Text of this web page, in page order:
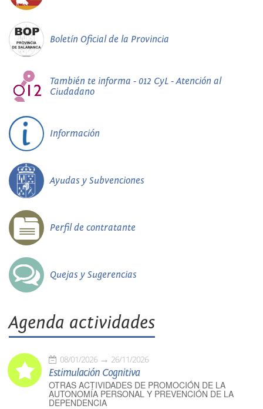
Boletín Oficial de la Provincia
También te informa - 012 CyL - Atención al
Ciudadano
Información
Ayudas y Subvenciones
Perfil de contratante
Quejas y Sugerencias
Agenda actividades
08/01/2026 26/11/2026
Estimulación Cognitiva
OTRAS ACTIVIDADES DE PROMOCIÓN DE LA
AUTONOMÍA PERSONAL Y PREVENCIÓN DE LA
DEPENDENCIA